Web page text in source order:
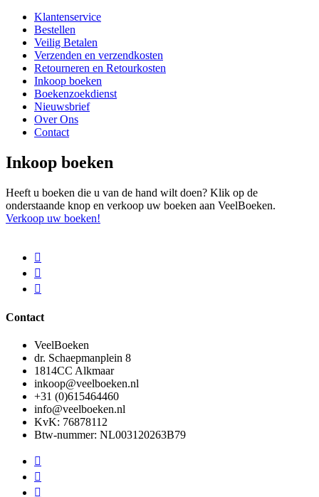
Klantenservice
Bestellen
Veilig Betalen
Verzenden en verzendkosten
Retourneren en Retourkosten
Inkoop boeken
Boekenzoekdienst
Nieuwsbrief
Over Ons
Contact
Inkoop boeken
Heeft u boeken die u van de hand wilt doen? Klik op de
onderstaande knop en verkoop uw boeken aan VeelBoeken.
Verkoop uw boeken!
Contact
VeelBoeken
dr. Schaepmanplein 8
1814CC Alkmaar
inkoop@veelboeken.nl
+31 (0)615464460
info@veelboeken.nl
KvK: 76878112
Btw-nummer: NL003120263B79